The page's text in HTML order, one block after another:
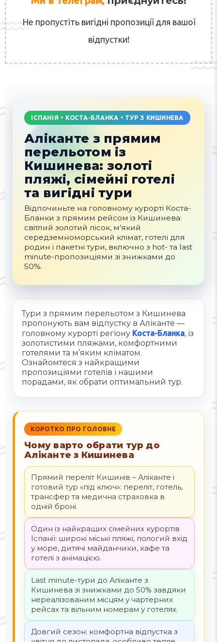
Не пропустіть вигідні пропозиції для вашої
відпустки!
ІСПАНІЯ • КОСТА-БЛАНКА • ТУР З КИШИНЕВА
Аліканте з прямим
перельотом із
Кишинева: золоті
пляжі, сімейні готелі
та вигідні тури
Відпочиньте на головному курорті Коста-
Бланки з прямим рейсом із Кишинева:
світлий золотий пісок, м’який
середземноморський клімат, готелі для
родин і пакетні тури, включно з hot- та last
minute-пропозиціями зі знижками до
50%.
Тури з прямим перельотом з Кишинева
пропонують вам відпустку в Аліканте —
головному курорті регіону Коста-Бланка, із
золотистими пляжами, комфортними
готелями та м’яким кліматом.
Ознайомтеся з найкращими
пропозиціями готелів і нашими
порадами, як обрати оптимальний тур.
КОРОТКО ПРО ГОЛОВНЕ
Чому варто обрати тур до
Аліканте з Кишинева
Прямий переліт Кишинів – Аліканте і
готовий тур «під ключ»: переліт, готель,
трансфер та медична страховка в
одній броні.
Один із найкращих сімейних курортів
Іспанії: широкі міські пляжі, пологий вхід
у море, дитячі майданчики, кафе та
готелі з анімацією.
Last minute-тури до Аліканте з
Кишинева зі знижками до 50% завдяки
нереалізованим місцям у чартерних
рейсах та вільним номерам у готелях.
Довгий сезон: комфортна відпустка з